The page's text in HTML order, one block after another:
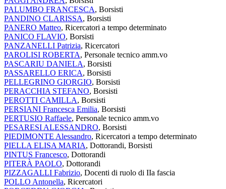
PALUMBO FRANCESCA, Borsisti
PANDINO CLARISSA, Borsisti
PANERO Matteo, Ricercatori a tempo determinato
PANICO FLAVIO, Borsisti
PANZANELLI Patrizia, Ricercatori
PAROLISI ROBERTA, Personale tecnico amm.vo
PASCARIU DANIELA, Borsisti
PASSARELLO ERICA, Borsisti
PELLEGRINO GIORGIO, Borsisti
PERACCHIA STEFANO, Borsisti
PEROTTI CAMILLA, Borsisti
PERSIANI Francesca Emilia, Borsisti
PERTUSIO Raffaele, Personale tecnico amm.vo
PESARESI ALESSANDRO, Borsisti
PIEDIMONTE Alessandro, Ricercatori a tempo determinato
PIELLA ELISA MARIA, Dottorandi, Borsisti
PINTUS Francesco, Dottorandi
PITERÀ PAOLO, Dottorandi
PIZZAGALLI Fabrizio, Docenti di ruolo di IIa fascia
POLLO Antonella, Ricercatori